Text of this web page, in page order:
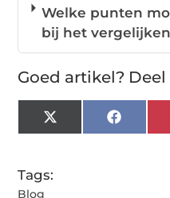
Welke punten
bij het
Goed artikel?
X
(Twitter)
Tags:
Blog